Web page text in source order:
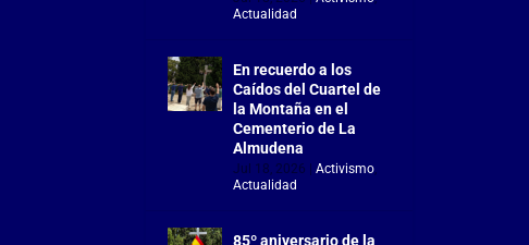
Actualidad
En recuerdo a los
Caídos del Cuartel de
la Montaña en el
Cementerio de La
Almudena
Jul 18, 2026 |Activismo,
Actualidad
85º aniversario de la